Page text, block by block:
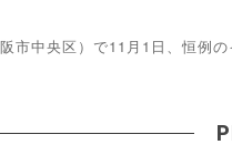
市中央区）で11月1日、恒例